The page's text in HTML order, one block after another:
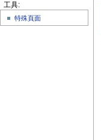
工具:
特殊頁面